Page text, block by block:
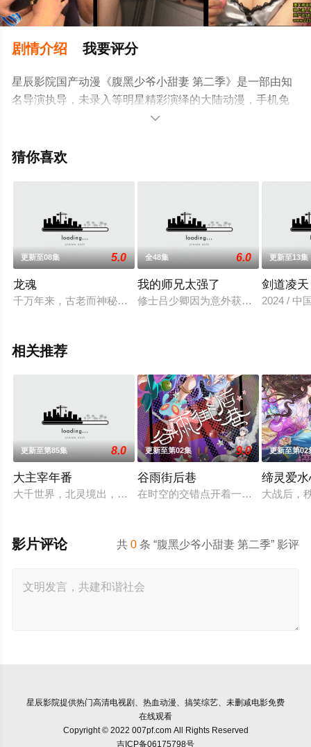
剧情介绍 我要评分
星辰影院国产动漫《腹黑少爷小甜妻 第二季》是一部由知
名导演执导，未录入等明星精彩演绎的大陆动漫，手机免
费观看高清无删减完整版动漫全集就来星辰影视，更多相

猜你喜欢
更新至08集 5.0
龙魂
千万年来，古老而神秘的龙族在中土大陆繁衍生息。然而，神
全48集 6.0
我的师兄太强了
修士吕少卿因为意外获得仙宝“春秋
更新至13集
剑道凌天
2024 / 中
相关推荐
更新至第85集 8.0
大主宰年番
大千世界，北灵境出，踏灵路，伐罗天，剑斩诛邪永定乾坤，万
更新至第02集 9.0
谷雨街后巷
在时空的交错点开着一间酒馆——谷
更新至第02
缔灵爱
大战后，
共0 条 “腹黑少爷小甜妻 第二季” 影评
影片评论
星辰影院提供热门高清电视剧、热血动漫、搞笑综艺、未删减电影免费
在线观看
Copyright © 2022 007pf.com All Rights Reserved
吉ICP备06175798号